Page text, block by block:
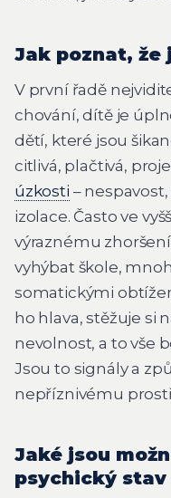
Jak poznat, že
V první řadě
chování, dítě je
dětí, které jsou
citlivá, plačtivá,
úzkosti –
izolace. Často ve
výraznému
vyhýbat škole,
somatickými
ho hlava, stěžuje si
nevolnost, a to vše
Jsou to signály a
nepříznivému
Jaké jsou
psychický stav